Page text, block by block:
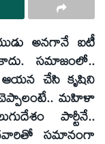
అనగానే ఐటీ
కాదు. సమాజంలో..
ఆయన చేసి కృషిని
మహిళా
పార్టీనే..
సమానంగా